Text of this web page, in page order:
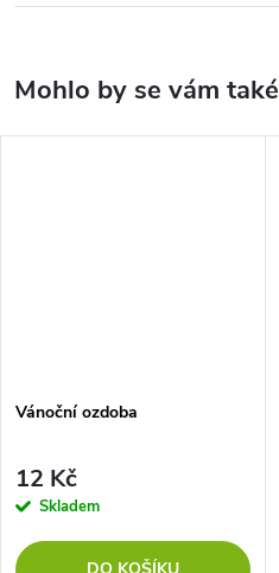
Vánoční ozdoba
12 Kč
Skladem
DO KOŠÍKU